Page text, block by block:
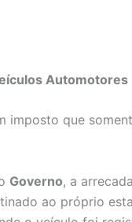
Automotores
imposto que
Governo, a
ao próprio